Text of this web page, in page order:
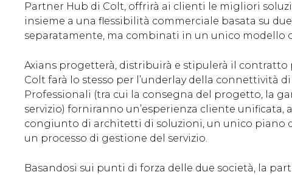
Partner Hub di Colt, offrirà ai clienti le migliori
insieme a una flessibilità commerciale basata su
separatamente, ma combinati in un unico modello
Axians progetterà, distribuirà e stipulerà il contratto
Colt farà lo stesso per l’underlay della connettività di
Professionali (tra cui la consegna del progetto, la
servizio) forniranno un’esperienza cliente unificata,
congiunto di architetti di soluzioni, un unico piano
un processo di gestione del servizio.
Basandosi sui punti di forza delle due società, la